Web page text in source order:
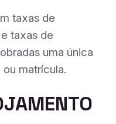
taxas de
taxas de
uma única
matrícula.